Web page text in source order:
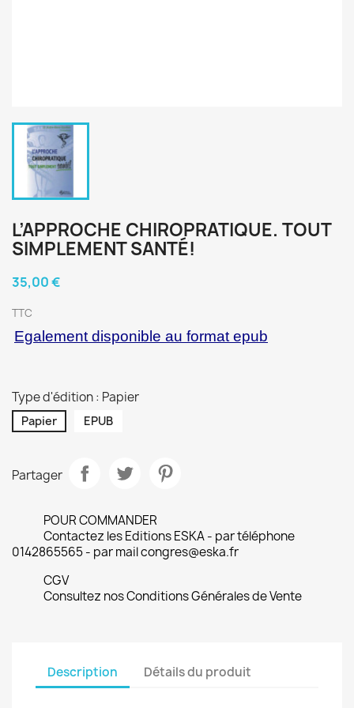
L’APPROCHE CHIROPRATIQUE. TOUT
SIMPLEMENT SANTÉ!
35,00 €
TTC
Egalement disponible au format epub
Type d'édition : Papier
Papier EPUB
Partager
POUR COMMANDER
Contactez les Editions ESKA - par téléphone
0142865565 - par mail congres@eska.fr
CGV
Consultez nos Conditions Générales de Vente
Description Détails du produit